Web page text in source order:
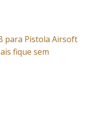
para Pistola Airsoft
fique sem